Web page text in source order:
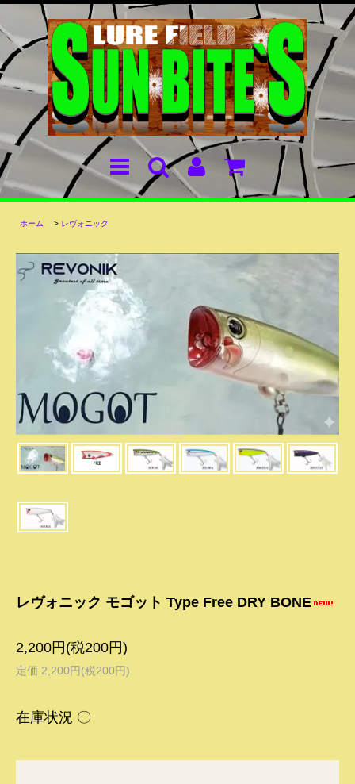
ホーム > レヴォニック
レヴォニック モゴット Type Free DRY BONE
2,200円(税200円)
定価 2,200円(税200円)
在庫状況 〇